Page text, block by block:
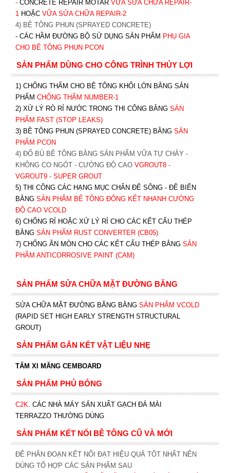
- CONCRETE REPAIR MOTAR VỮA SỬA CHỮA REPAIR-
1 HOẶC VỮA SỬA CHỮA REPAIR-2
4) BÊ TÔNG PHUN (SPRAYED CONCRETE)
- CÁC HẦM ĐƯỜNG BỘ SỬ DỤNG SẢN PHẨM PHỤ GIA
CHO BÊ TÔNG PHUN PCON
SẢN PHẨM DÙNG CHO CÔNG TRÌNH THỦY LỢI
1) CHỐNG THẤM CHO BÊ TÔNG KHỐI LỚN BẰNG SẢN
PHẨM CHỐNG THẤM NUMBER-1
2) XỬ LÝ RÒ RỈ NƯỚC TRONG THI CÔNG BẰNG SẢN
PHẨM FAST (STOP LEAKS)
3) BÊ TÔNG PHUN (SPRAYED CONCRETE) BẰNG SẢN
PHẨM PCON
4) ĐỔ BÙ BÊ TÔNG BẰNG SẢN PHẨM VỮA TỰ CHẢY -
KHÔNG CO NGÓT - CƯỜNG ĐỘ CAO VGROUT8-
VGROUT9- SUPER GROUT
5) THI CÔNG CÁC HẠNG MỤC CHÂN ĐÊ SÔNG - ĐÊ BIỂN
BẰNG SẢN PHẨM BÊ TÔNG ĐÔNG KẾT NHANH CƯỜNG
ĐỘ CAO VCOLD
6) CHỐNG RỈ HOẶC XỬ LÝ RỈ CHO CÁC KẾT CẤU THÉP
BẰNG SẢN PHẨM RUST CONVERTER (CB05)
7) CHỐNG ĂN MÒN CHO CÁC KẾT CẤU THÉP BẰNG SẢN
PHẨM ANTICORROSIVE PAINT (CAM)
SẢN PHẨM SỬA CHỮA MẶT ĐƯỜNG BĂNG
SỬA CHỮA MẶT ĐƯỜNG BĂNG BẰNG SẢN PHẨM VCOLD
(RAPID SET HIGH EARLY STRENGTH STRUCTURAL
GROUT)
SẢN PHẨM GẮN KẾT VẬT LIỆU NHẸ
TẤM XI MĂNG CEMBOARD
SẢN PHẨM PHỦ BÓNG
C2K. CÁC NHÀ MÁY SẢN XUẤT GẠCH ĐÁ MÀI
TERRAZZO THƯỜNG DÙNG
SẢN PHẨM KẾT NỐI BÊ TÔNG CŨ VÀ MỚI
ĐỂ PHÂN ĐOẠN KẾT NỐI ĐẠT HIỆU QUẢ TỐT NHẤT NÊN
DÙNG TỔ HỢP CÁC SẢN PHẨM SAU